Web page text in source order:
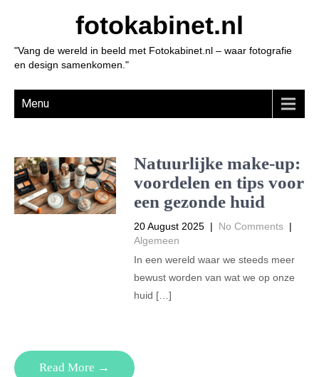
fotokabinet.nl
"Vang de wereld in beeld met Fotokabinet.nl – waar fotografie
en design samenkomen."
Menu
Natuurlijke make-up:
voordelen en tips voor
een gezonde huid
20 August 2025 | No Comments |
Algemeen
In een wereld waar we steeds meer
bewust worden van wat we op onze
huid […]
Read More →